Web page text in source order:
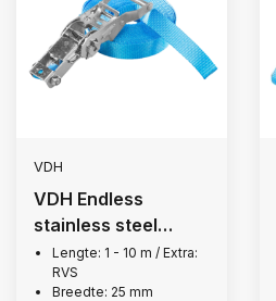
VDH
VDH Endless
stainless steel
lashing strap, 1,500
kg
Lengte: 1 - 10 m / Extra:
RVS
Breedte: 25 mm